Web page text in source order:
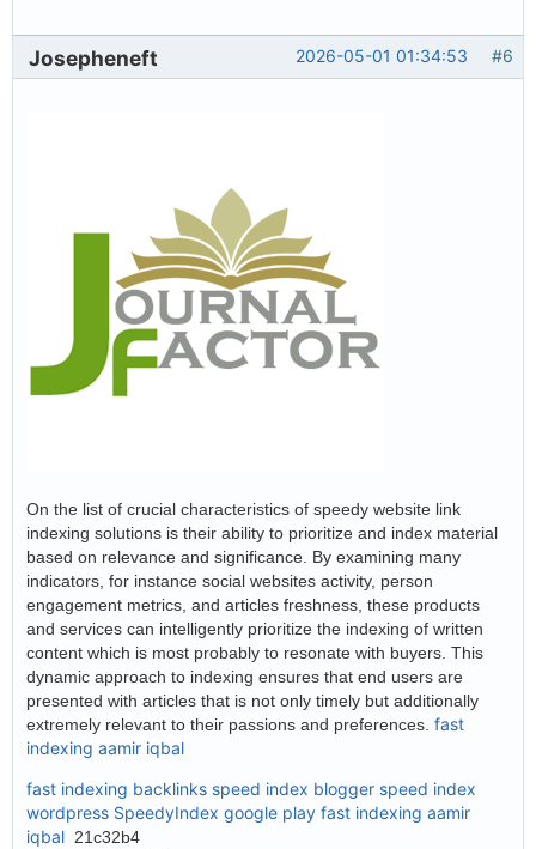
#6
2026-05-01 01:34:53
Josepheneft
On the list of crucial characteristics of speedy website link
indexing solutions is their ability to prioritize and index material
based on relevance and significance. By examining many
indicators, for instance social websites activity, person
engagement metrics, and articles freshness, these products
and services can intelligently prioritize the indexing of written
content which is most probably to resonate with buyers. This
dynamic approach to indexing ensures that end users are
presented with articles that is not only timely but additionally
extremely relevant to their passions and preferences. fast
indexing aamir iqbal
fast indexing backlinks speed index blogger speed index
wordpress SpeedyIndex google play fast indexing aamir
iqbal 21c32b4